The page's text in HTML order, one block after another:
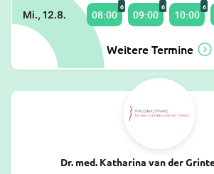
Mi., 12.8. 08:00
6
09:00
6
10:00
6
Weitere Termine
Dr. med. Katharina van der